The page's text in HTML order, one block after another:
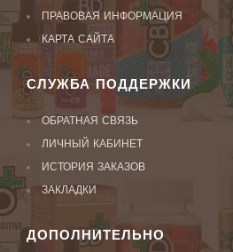
ПРАВОВАЯ ИНФОРМАЦИЯ
КАРТА САЙТА
СЛУЖБА ПОДДЕРЖКИ
ОБРАТНАЯ СВЯЗЬ
ЛИЧНЫЙ КАБИНЕТ
ИСТОРИЯ ЗАКАЗОВ
ЗАКЛАДКИ
ДОПОЛНИТЕЛЬНО